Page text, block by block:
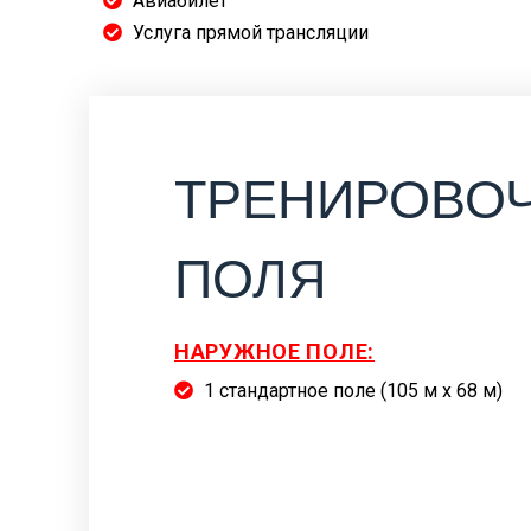
Услуга прямой трансляции
ПОЛЯ
НАРУЖНОЕ ПОЛЕ:
1 стандартное поле (105 м x 68 м)